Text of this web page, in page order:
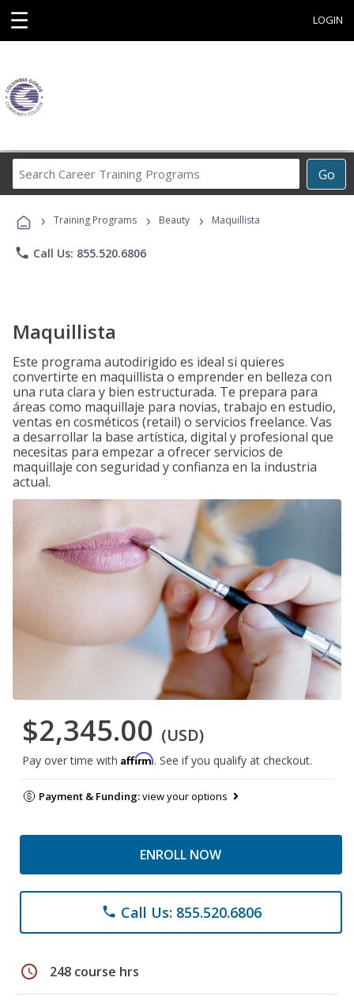
☰ LOGIN
Go
Career
Programs
› Training Programs › Beauty › Maquillista
phone Call Us: 855.520.6806
Maquillista
Este programa autodirigido es ideal si quieres
convertirte en maquillista o emprender en belleza con
una ruta clara y bien estructurada. Te prepara para
áreas como maquillaje para novias, trabajo en estudio,
ventas en cosméticos (retail) o servicios freelance. Vas
a desarrollar la base artística, digital y profesional que
necesitas para empezar a ofrecer servicios de
maquillaje con seguridad y confianza en la industria
actual.
$2,345.00 (USD)
Pay over time with Affirm. See if you qualify at checkout.
Payment & Funding:view your options
ENROLL NOW
phone Call Us: 855.520.6806
schedule 248 course hrs